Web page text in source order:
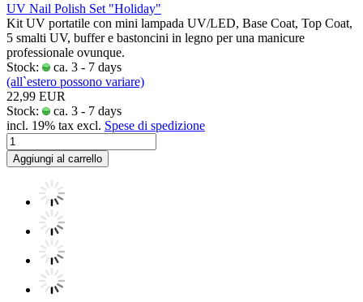
UV Nail Polish Set "Holiday"
Kit UV portatile con mini lampada UV/LED, Base Coat, Top Coat,
5 smalti UV, buffer e bastoncini in legno per una manicure
professionale ovunque.
Stock:
ca. 3 - 7 days
(all`estero possono variare)
22,99 EUR
Stock:
ca. 3 - 7 days
incl. 19% tax excl. Spese di spedizione
Aggiungi al carrello